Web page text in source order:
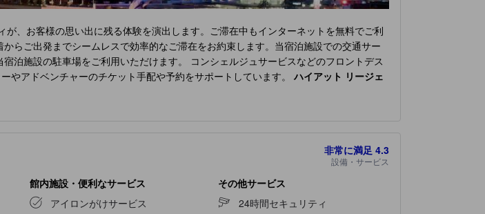
、お客様の思い出に残る体験を演出します。ご滞在中もインターネットを無料でご利
らご出発までシームレスで効率的なご滞在をお約束します。当宿泊施設での交通サー
泊施設の駐車場をご利用いただけます。 コンシェルジュサービスなどのフロントデス
やアドベンチャーのチケット手配や予約をサポートしています。 ハイアット リージェ
っている客室もあるので、喉が渇いても安心です。 バスルームの重要性を理解してい
ゼクティブラウンジは、くつろぎのための居心地の良い最高の環境をご提供しておりま
ります。 休日の朝は、館内のカフェで毎日提供される一杯のコーヒーから始めましょ
きるおいしい食事の選択肢を豊富に提供しています。 ハイアット リージェンシー キナ
非常に満足 4.3
設備・サービス
館内施設・便利なサービス
アイロンがけサービス
その他サービス
24時間セキュリティ